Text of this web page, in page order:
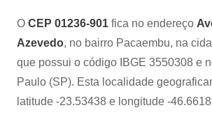
O CEP 01236-901 fica no endereço
Azevedo, no bairro Pacaembu, na
que possui o código IBGE 3550308 e
Paulo (SP). Esta localidade
latitude -23.53438 e longitude -